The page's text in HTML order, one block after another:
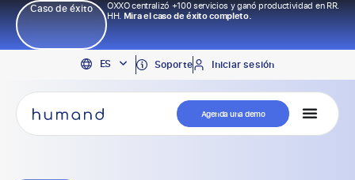
Caso de éxito
OXXO centralizó +100 servicios y ganó productividad en RR.
HH.Mira el caso de éxito completo.
ES
EN
PT
Soporte Iniciar sesión
Agenda una demo